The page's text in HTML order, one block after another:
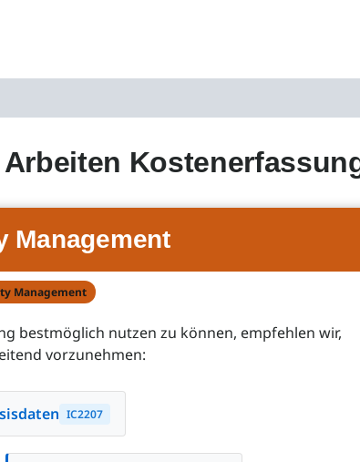
Management
Management
bestmöglich nutzen zu können, empfehlen wir,
vorzunehmen:
IC2207